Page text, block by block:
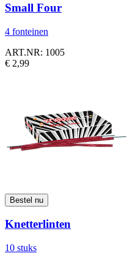
Small Four
4 fonteinen
ART.NR: 1005
€ 2,99
Knetterlinten
10 stuks